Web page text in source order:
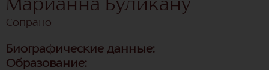
Марианна Буликану
Сопрано
Биографические данные:
Образование: